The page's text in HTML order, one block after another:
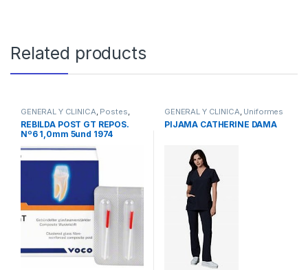
Related products
GENERAL Y CLINICA Postes
Postes de Fibra de Vidrio
REBILDA POST GT REPOS.
Nº6 1,0mm 5und 1974
GENERAL Y CLINICA Uniformes
PIJAMA CATHERINE DAMA